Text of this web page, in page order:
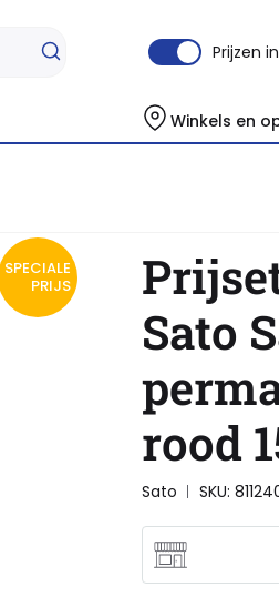
Prijzen
Winkels en
SPECIALE
PRIJS
Sato
rood
Sato SKU: